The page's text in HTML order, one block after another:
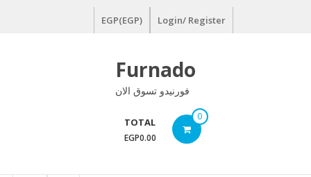
Login/ Register
EGP(EGP)
Furnado
فورنيدو تسوق الان
0
TOTAL
EGP0.00